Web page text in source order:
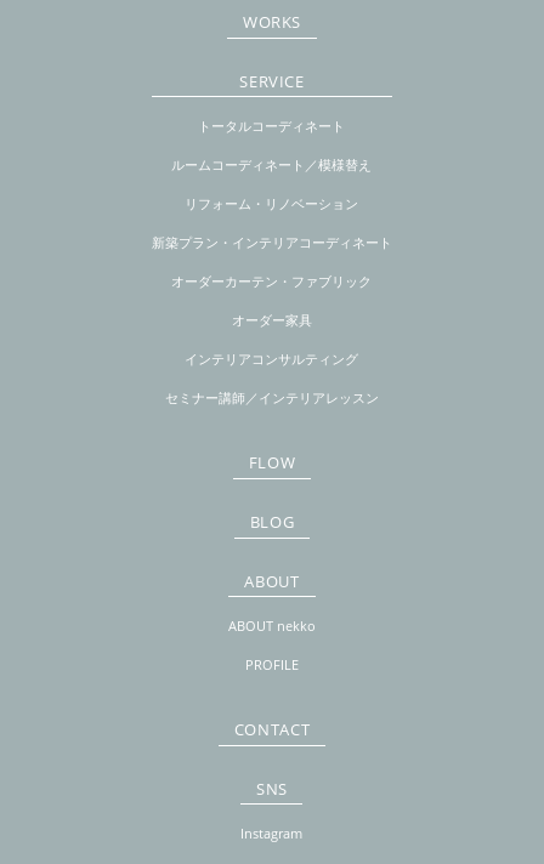
WORKS
SERVICE
トータルコーディネート
ルームコーディネート／模様替え
リフォーム・リノベーション
新築プラン・インテリアコーディネート
オーダーカーテン・ファブリック
オーダー家具
インテリアコンサルティング
セミナー講師／インテリアレッスン
FLOW
BLOG
ABOUT
ABOUT nekko
PROFILE
CONTACT
SNS
Instagram